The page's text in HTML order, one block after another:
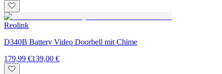
Reolink
D340B Battery Video Doorbell mit Chime
179,99 €139,00 €